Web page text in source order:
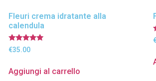
Fleuri crema idratante alla
calendula
Valutato
5.00
€35.00
Aggiungi al carrello